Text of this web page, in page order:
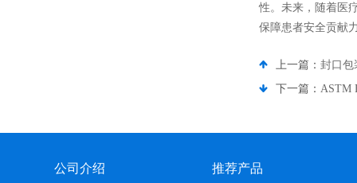
性。未来，随着医
保障患者安全贡献
上一篇： 封口包
下一篇： ASTM
公司介绍 推荐产品